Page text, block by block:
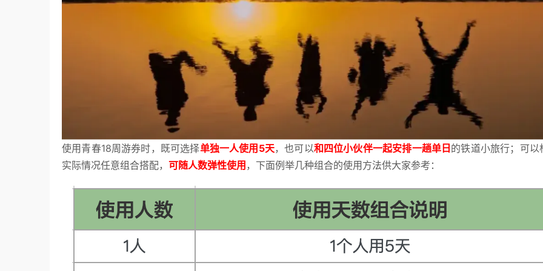
使用青春18周游券时，既可选择单独一人使用5天，也可以和四位小伙伴一起安排一趟单日 的铁道小旅行；可以
实际情况任意组合搭配， 可随人数弹性使用 ，下面例举几种组合的使用方法供大家参考：